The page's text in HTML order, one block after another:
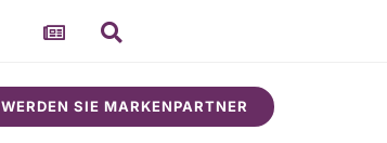
WERDEN SIE MARKENPARTNER